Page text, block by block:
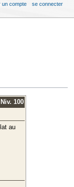
Niv. 100
au
un compte se connecter